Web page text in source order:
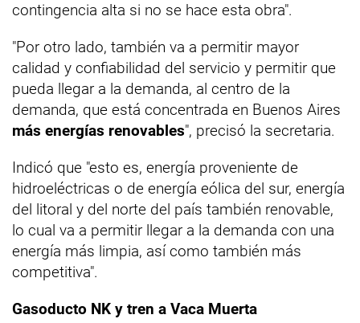
contingencia alta si no se hace esta obra".
"Por otro lado, también va a permitir mayor
calidad y confiabilidad del servicio y permitir que
pueda llegar a la demanda, al centro de la
demanda, que está concentrada en Buenos Aires
más energías renovables", precisó la secretaria.
Indicó que "esto es, energía proveniente de
hidroeléctricas o de energía eólica del sur, energía
del litoral y del norte del país también renovable,
lo cual va a permitir llegar a la demanda con una
energía más limpia, así como también más
competitiva".
Gasoducto NK y tren a Vaca Muerta